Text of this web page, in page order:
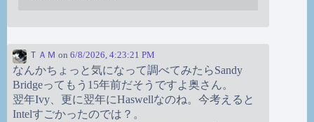
ＴＡＭ on 6/8/2026, 4:23:21 PM
なんかちょっと気になって調べてみたらSandy
Bridgeってもう15年前だそうですよ奥さん。
翌年Ivy、更に翌年にHaswellなのね。今考えると
Intelすごかったのでは？。